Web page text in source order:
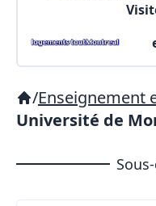
/Enseignement
Université de